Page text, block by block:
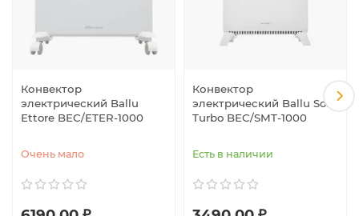
Конвектор
электрический Ballu
Ettore BEC/ETER-1000
Очень мало
Конвектор
электрический Ballu Solo
Turbo BEC/SMT-1000
Есть в наличии